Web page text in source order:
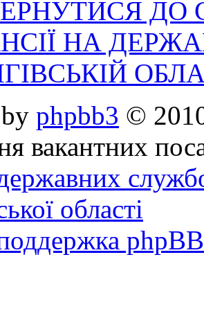
ДО
НА
phpbb3 ©
вакантних
державних
області
phpBB